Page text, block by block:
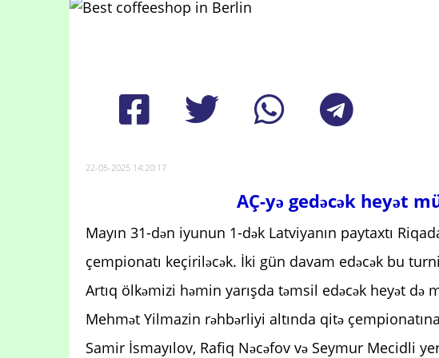
Breadcrumb
22-05-2025 14:20:17
AÇ-yə gedəcək heyət
Mayın 31-dən iyunun 1-dək Latviyanın paytaxtı
çempionatı keçiriləcək. İki gün davam edəcək bu
Artıq ölkəmizi həmin yarışda təmsil edəcək heyət də
Mehmət Yilmazin rəhbərliyi altında qitə
Samir İsmayılov, Rafiq Nəcəfov və Seymur Mecidli